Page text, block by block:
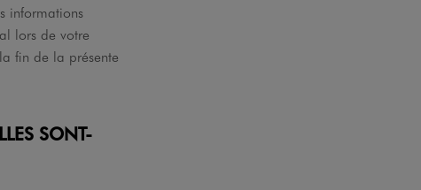
informations
lors de votre
fin de la présente
SONT-